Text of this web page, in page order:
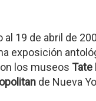
19 de abril de
exposición
los museos Tate
de Nueva